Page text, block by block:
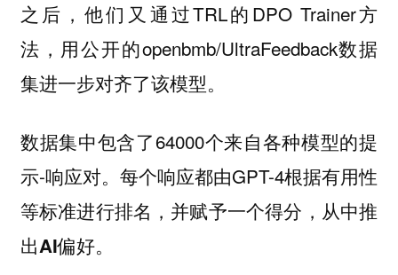
之后，他们又通过TRL的DPO Trainer方
法，用公开的openbmb/UltraFeedback数据
集进一步对齐了该模型。
数据集中包含了64000个来自各种模型的提
示-响应对。每个响应都由GPT-4根据有用性
等标准进行排名，并赋予一个得分，从中推
出AI偏好。